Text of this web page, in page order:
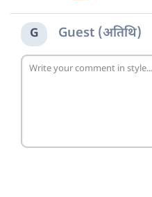
G Guest (अतिथि)